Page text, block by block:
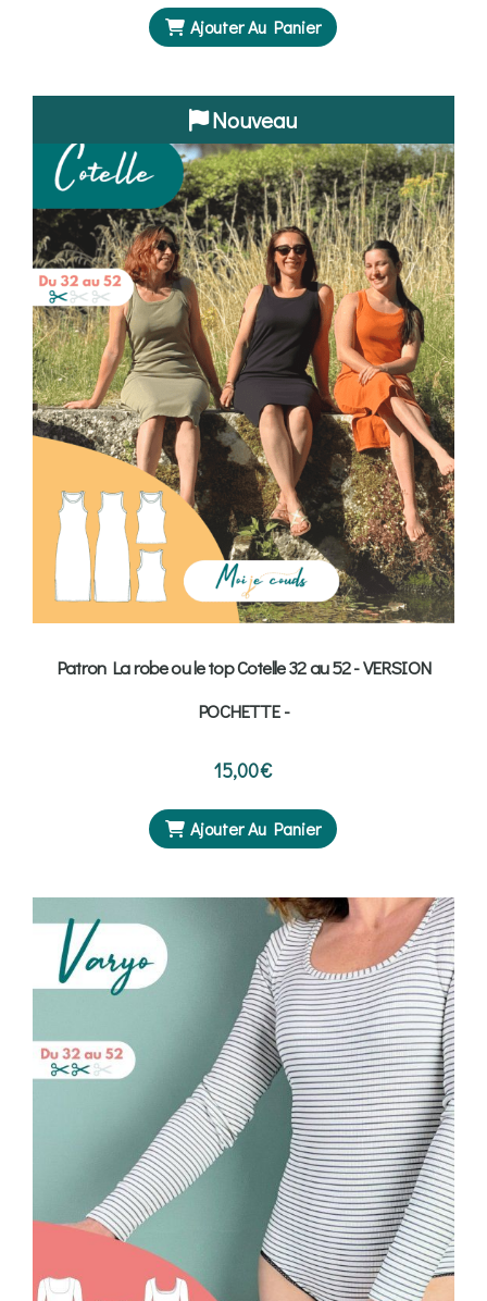
Ajouter Au Panier
Patron La robe ou le top Cotelle 32 au 52 - VERSION
POCHETTE -
15,00€
Ajouter Au Panier
Nouveau